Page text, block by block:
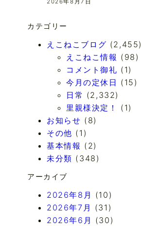
2026年8月7日
カテゴリー
えこねこブログ (2,455)
えこねこ情報 (98)
コメント御礼 (1)
今月の定休日 (15)
日常 (2,332)
里親様決定！
(1)
お知らせ (8)
その他 (1)
基本情報 (2)
未分類 (348)
アーカイブ
2026年8月 (10)
2026年7月 (31)
2026年6月 (30)